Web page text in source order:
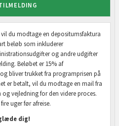
du modtage en depositumsfaktura
beløb som inkluderer
og andre udgifter
Beløbet er 15% af
bliver trukket fra programprisen på
er betalt, vil du modtage en mail fra
vejledning for den videre proces.
uger før afreise.
dig!